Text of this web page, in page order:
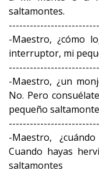
saltamontes.
-Maestro, ¿cómo
interruptor, mi
-Maestro, ¿un
No. Pero
pequeño
-Maestro,
Cuando hayas
saltamontes